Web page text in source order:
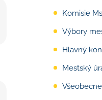
Komisie
Výbory
Hlavný
Mestský